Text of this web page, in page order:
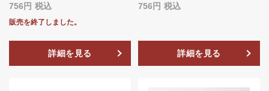
756 税込
販売を終了しました。
詳細を見る
756 税込
詳細を見る